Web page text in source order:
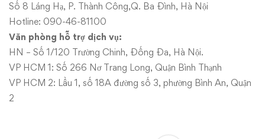
Số 8 Láng Hạ, P. Thành Công,Q. Ba Đình, Hà Nội
Hotline: 090-46-81100
Văn phòng hỗ trợ dịch vụ:
HN – Số 1/120 Trường Chinh, Đống Đa, Hà Nội.
VP HCM 1: Số 266 Nơ Trang Long, Quận Bình Thạnh
VP HCM 2: Lầu 1, số 18A đường số 3, phường Bình An, Quận
2